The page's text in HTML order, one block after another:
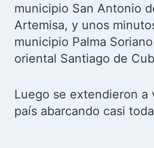
municipio San Antonio
Artemisa, y unos
municipio Palma
oriental Santiago de
Luego se extendieron a
país abarcando casi